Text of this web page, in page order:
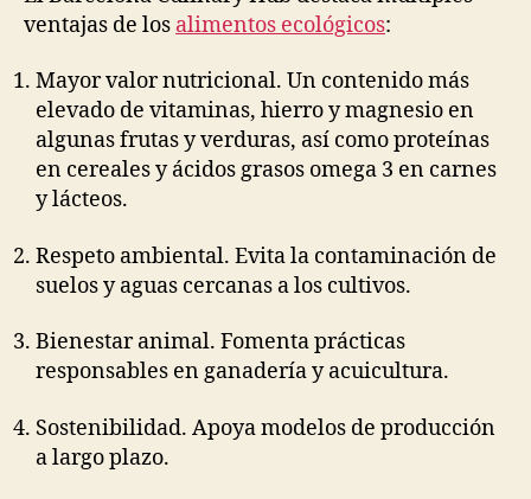
ventajas de los alimentos ecológicos:
Mayor valor nutricional. Un contenido más
elevado de vitaminas, hierro y magnesio en
algunas frutas y verduras, así como proteínas
en cereales y ácidos grasos omega 3 en carnes
y lácteos.
Respeto ambiental. Evita la contaminación de
suelos y aguas cercanas a los cultivos.
Bienestar animal. Fomenta prácticas
responsables en ganadería y acuicultura.
Sostenibilidad. Apoya modelos de producción
a largo plazo.